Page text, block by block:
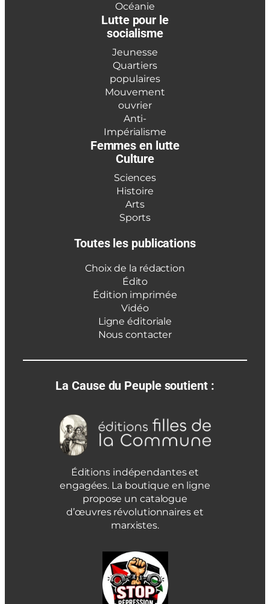
Océanie
Lutte pour le
socialisme
Jeunesse
Quartiers
populaires
Mouvement
ouvrier
Anti-
Impérialisme
Femmes en lutte
Culture
Sciences
Histoire
Arts
Sports
Toutes les publications
Choix de la rédaction
Édito
Édition imprimée
Vidéo
Ligne éditoriale
Nous contacter
La Cause du Peuple soutient :
Éditions indépendantes et
engagées. La boutique en ligne
propose un catalogue
d’œuvres révolutionnaires et
marxistes.